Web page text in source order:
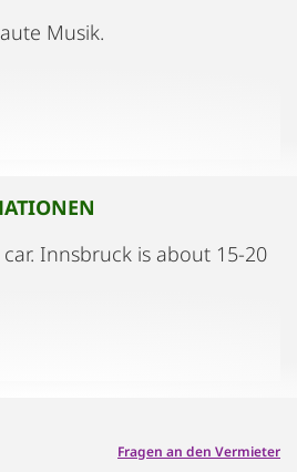
Musik.
Innsbruck is about 15-20
Fragen an den Vermieter